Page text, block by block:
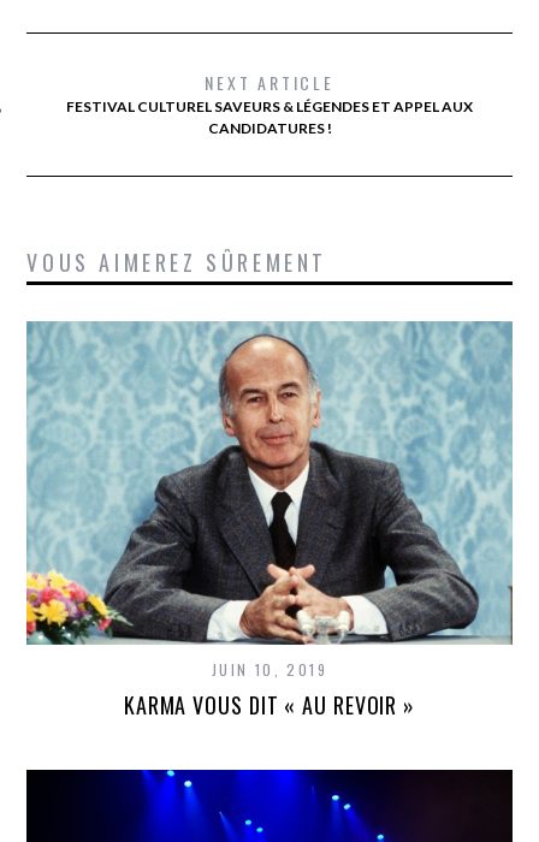
NEXT ARTICLE
FESTIVAL CULTUREL SAVEURS & LÉGENDES ET APPEL AUX
CANDIDATURES !
VOUS AIMEREZ SÛREMENT
JUIN 10, 2019
KARMA VOUS DIT « AU REVOIR »